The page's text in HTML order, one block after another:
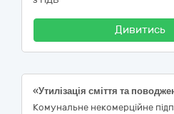
Дивитись
Комунальне некомерційне